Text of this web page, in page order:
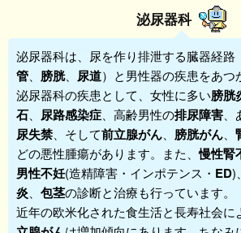
泌尿器科
泌尿器科は、尿を作り排泄する臓器経路
管
膀胱、 尿道）と男性器の疾患をあつ
泌尿器科の疾患として、女性に多い膀胱
石
尿路感染症 、高齢男性の排尿障害
尿失禁 、そして前立腺がん 膀胱がん
どの悪性腫瘍があります。また、慢性腎
男性不妊(造精障害・インポテンス・ ED)、
炎
包茎の診断と治療も行っています。
近年の欧米化された食生活と長寿社会に